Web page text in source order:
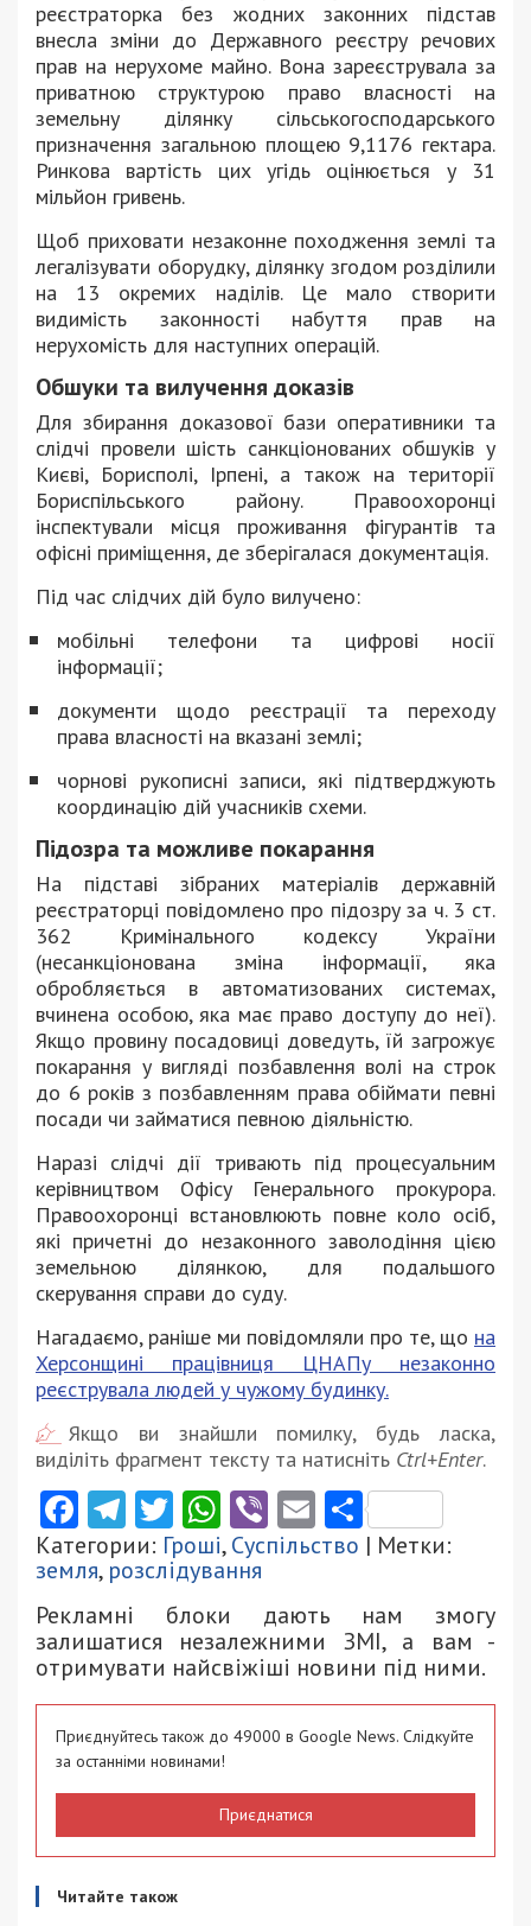
реєстраторка без жодних законних підстав
внесла зміни до Державного реєстру речових
прав на нерухоме майно. Вона зареєструвала за
приватною структурою право власності на
земельну ділянку сільськогосподарського
призначення загальною площею 9,1176 гектара.
Ринкова вартість цих угідь оцінюється у 31
мільйон гривень.
Щоб приховати незаконне походження землі та
легалізувати оборудку, ділянку згодом розділили
на 13 окремих наділів. Це мало створити
видимість законності набуття прав на
нерухомість для наступних операцій.
Обшуки та вилучення доказів
Для збирання доказової бази оперативники та
слідчі провели шість санкціонованих обшуків у
Києві, Борисполі, Ірпені, а також на території
Бориспільського району. Правоохоронці
інспектували місця проживання фігурантів та
офісні приміщення, де зберігалася документація.
Під час слідчих дій було вилучено:
мобільні телефони та цифрові носії
інформації;
документи щодо реєстрації та переходу
права власності на вказані землі;
чорнові рукописні записи, які підтверджують
координацію дій учасників схеми.
Підозра та можливе покарання
На підставі зібраних матеріалів державній
реєстраторці повідомлено про підозру за ч. 3 ст.
362 Кримінального кодексу України
(несанкціонована зміна інформації, яка
обробляється в автоматизованих системах,
вчинена особою, яка має право доступу до неї).
Якщо провину посадовиці доведуть, їй загрожує
покарання у вигляді позбавлення волі на строк
до 6 років з позбавленням права обіймати певні
посади чи займатися певною діяльністю.
Наразі слідчі дії тривають під процесуальним
керівництвом Офісу Генерального прокурора.
Правоохоронці встановлюють повне коло осіб,
які причетні до незаконного заволодіння цією
земельною ділянкою, для подальшого
скерування справи до суду.
Нагадаємо, раніше ми повідомляли про те, що на
Херсонщині працівниця ЦНАПу незаконно
реєструвала людей у чужому будинку.
Якщо ви знайшли помилку, будь ласка,
виділіть фрагмент тексту та натисніть Ctrl+Enter.
Facebook
Telegram
Twitter
WhatsApp
ViberEmail
Категории: Гроші,Суспільство | Метки:
земля, розслідування
Рекламні блоки дають нам змогу
залишатися незалежними ЗМІ, а вам -
отримувати найсвіжіші новини під ними.
Приєднуйтесь також до 49000 в Google News. Слідкуйте
за останніми новинами!
Приєднатися
Читайте також